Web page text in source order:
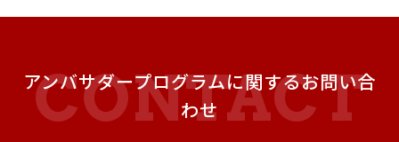
アンバサダープログラムに関するお問い合
わせ